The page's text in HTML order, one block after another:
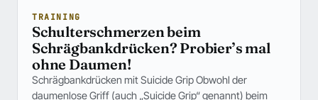
TRAINING
Schulterschmerzen beim
Schrägbankdrücken? Probier’s mal
ohne Daumen!
Schrägbankdrücken mit Suicide Grip Obwohl der
daumenlose Griff (auch „Suicide Grip“ genannt) beim